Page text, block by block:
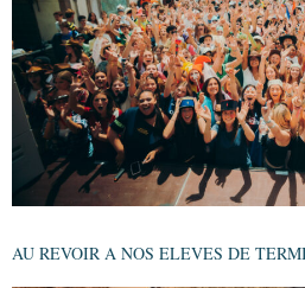
AU REVOIR A NOS ELEVES DE